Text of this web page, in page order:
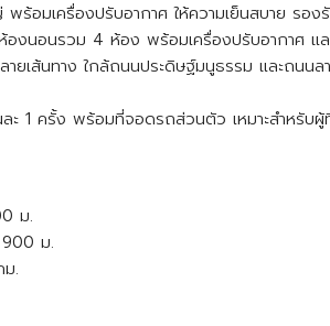
ร้อมเครื่องปรับอากาศ ให้ความเย็นสบาย รอง
นอนรวม 4 ห้อง พร้อมเครื่องปรับอากาศ แล
ายเส้นทาง ใกล้ถนนประดิษฐ์มนูธรรม และถนน
ะ 1 ครั้ง พร้อมที่จอดรถส่วนตัว เหมาะสำหรับผู้
ม.
900 ม.
.